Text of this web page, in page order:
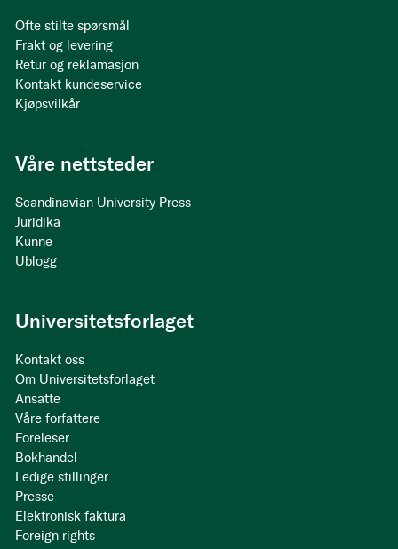
Ofte stilte spørsmål
Frakt og levering
Retur og reklamasjon
Kontakt kundeservice
Kjøpsvilkår
Våre nettsteder
Scandinavian University Press
Juridika
Kunne
Ublogg
Universitetsforlaget
Kontakt oss
Om Universitetsforlaget
Ansatte
Våre forfattere
Foreleser
Bokhandel
Ledige stillinger
Presse
Elektronisk faktura
Foreign rights